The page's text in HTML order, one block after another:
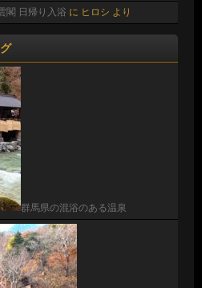
閣 日帰り入浴 に ヒロシ より
群馬県の混浴のある温泉